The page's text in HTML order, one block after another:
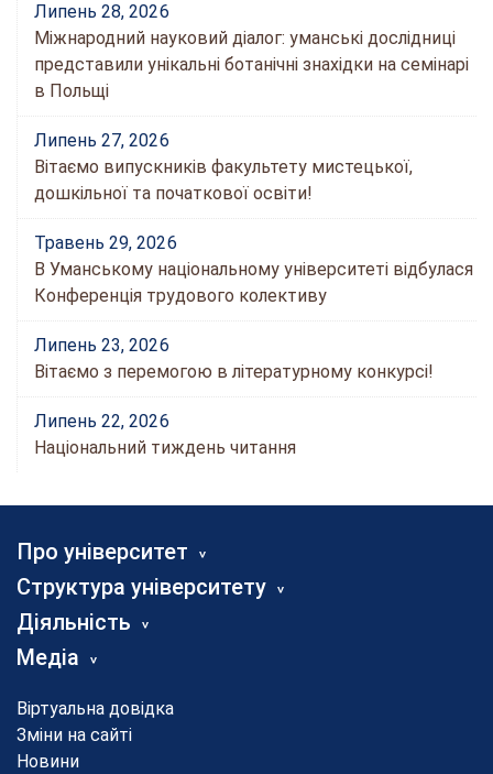
Липень 28, 2026
Міжнародний науковий діалог: уманські дослідниці
представили унікальні ботанічні знахідки на семінарі
в Польщі
Липень 27, 2026
Вітаємо випускників факультету мистецької,
дошкільної та початкової освіти!
Травень 29, 2026
В Уманському національному університеті відбулася
Конференція трудового колективу
Липень 23, 2026
Вітаємо з перемогою в літературному конкурсі!
Липень 22, 2026
Національний тиждень читання
Про університет
Структура університету
Діяльність
Медіа
Віртуальна довідка
Зміни на сайті
Новини